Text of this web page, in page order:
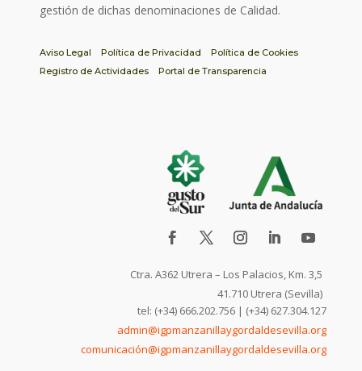
gestión de dichas denominaciones de Calidad.
Aviso Legal Política de Privacidad
Política de Cookies
Registro de Actividades
Portal de Transparencia
Ctra. A362 Utrera – Los Palacios, Km. 3,5
41.710 Utrera (Sevilla)
tel: (+34) 666.202.756 | (+34) 627.304.127
admin@igpmanzanillaygordaldesevilla.org
comunicación@igpmanzanillaygordaldesevilla.org